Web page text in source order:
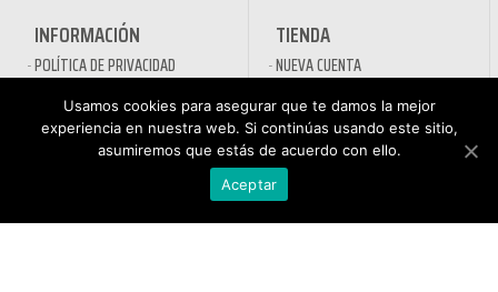
INFORMACIÓN
POLÍTICA DE PRIVACIDAD
CONDICIONES GENERALES DE
CONTRATACIÓN
POLÍTICA DE COOKIES
TIENDA
NUEVA CUENTA
PROCESO DE PAGO
MI CUENTA
CONTACTO
Usamos cookies para asegurar que te damos la mejor
experiencia en nuestra web. Si continúas usando este sitio,
asumiremos que estás de acuerdo con ello.
Aceptar